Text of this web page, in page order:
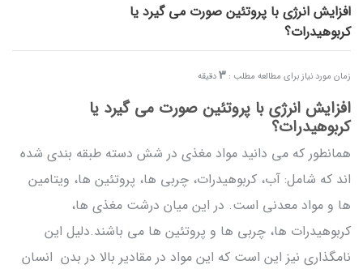
افزایش انرژی با پروتئین صورت می گیرد یا
کربوهیدرات؟
زمان مورد نیاز برای مطالعه مطلب : 3دقیقه
افزایش انرژی با پروتئین صورت می گیرد یا
کربوهیدرات؟
همانطور که می دانید مواد مغذی در شش دسته طبقه بندی شده
اند که شامل: آب، کربوهیدرات، چربی ها، پروتئین ها، ویتامین
ها و مواد معدنی است. در این میان درشت مغذی ها،
کربوهیدرات ها، چربی ها و پروتئین ها می باشند.دلیل این
نامگذاری نیز این است که این مواد در مقادیر بالا در بدن انسان